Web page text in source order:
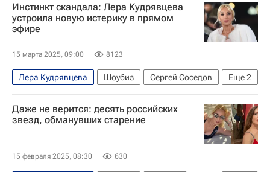
Инстинкт скандала: Лера Кудрявцева
устроила новую истерику в прямом
эфире
15 марта 2025, 09:00 8123
Еще2
Лера Кудрявцева Шоубиз
Сергей Соседов
Алла Пугачева
НТВ (телеканал)
Даже не верится: десять российских
звезд, обманувших старение
15 февраля 2025, 08:30 630